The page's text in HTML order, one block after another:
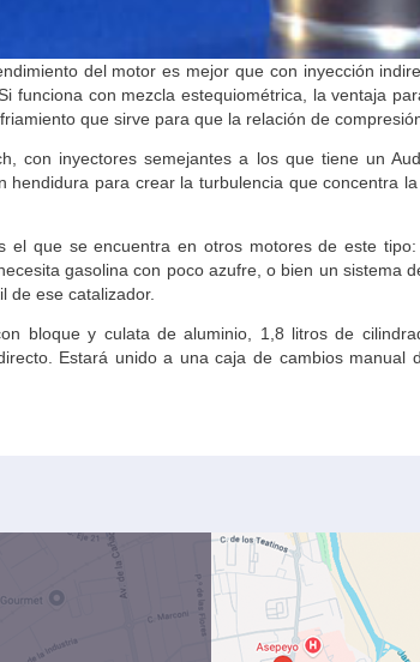
del motor es mejor que con inyección
funciona con mezcla estequiométrica, la ventaja
que sirve para que la relación de
con inyectores semejantes a los que tiene un
hendidura para crear la turbulencia que concentra
el que se encuentra en otros motores de este
gasolina con poco azufre, o bien un sistema
de ese catalizador.
bloque y culata de aluminio, 1,8 litros de
Estará unido a una caja de cambios